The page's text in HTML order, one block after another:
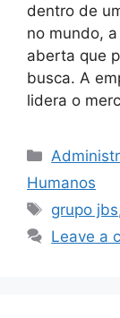
dentro de
no mundo,
aberta que
busca. A
lidera o
Humanos
Tags
grupo jbs
Leave a